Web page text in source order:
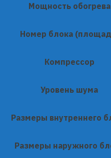
Мощность обогрева
Номер блока
Компрессор
Уровень шума
Размеры внутреннего
Размеры наружного